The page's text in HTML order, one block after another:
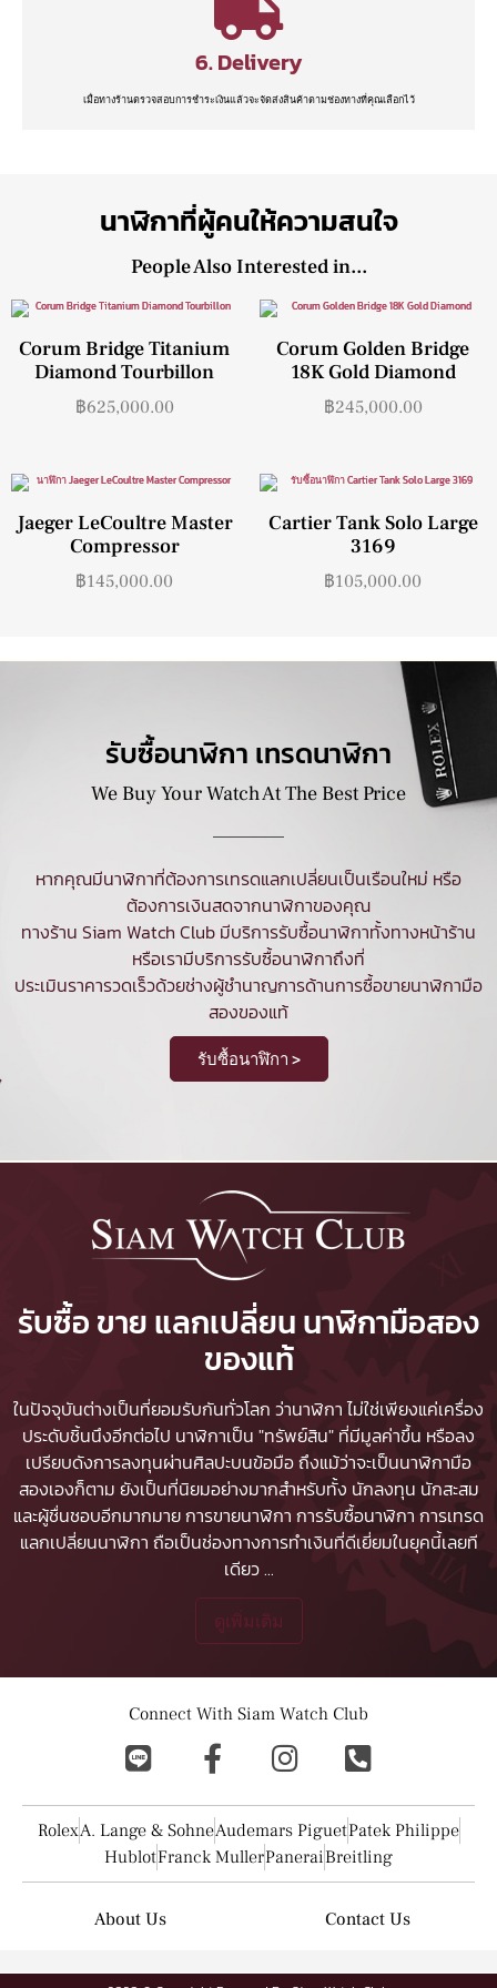
6. Delivery
เมื่อทางร้านตรวจสอบการชำระเงินแล้วจะจัดส่งสินค้าตามช่องทางที่คุณเลือกไว้
นาฬิกาที่ผู้คนให้ความสนใจ
People Also Interested in...
Corum Bridge Titanium
Diamond Tourbillon
฿625,000.00
Corum Golden Bridge
18K Gold Diamond
฿245,000.00
Jaeger LeCoultre Master
Compressor
฿145,000.00
Cartier Tank Solo Large
3169
฿105,000.00
รับซื้อนาฬิกา เทรดนาฬิกา
We Buy Your Watch At The Best Price
หากคุณมีนาฬิกาที่ต้องการเทรดแลกเปลี่ยนเป็นเรือนใหม่ หรือ
ต้องการเงินสดจากนาฬิกาของคุณ
ทางร้าน Siam Watch Club มีบริการรับซื้อนาฬิกาทั้งทางหน้าร้าน
หรือเรามีบริการรับซื้อนาฬิกาถึงที่
ประเมินราคารวดเร็วด้วยช่างผู้ชำนาญการด้านการซื้อขายนาฬิกามือ
สองของแท้
รับซื้อนาฬิกา >
รับซื้อ ขาย แลกเปลี่ยน นาฬิกามือสอง
ของแท้
ในปัจจุบันต่างเป็นที่ยอมรับกันทั่วโลก ว่านาฬิกา ไม่ใช่เพียงแค่เครื่อง
ประดับชิ้นนึงอีกต่อไป นาฬิกาเป็น "ทรัพย์สิน" ที่มีมูลค่าขึ้น หรือลง
เปรียบดังการลงทุนผ่านศิลปะบนข้อมือ ถึงแม้ว่าจะเป็นนาฬิกามือ
สองเองก็ตาม ยังเป็นที่นิยมอย่างมากสำหรับทั้ง นักลงทุน นักสะสม
และผู้ชื่นชอบอีกมากมายการขายนาฬิกา การรับซื้อนาฬิกา การเทรด
แลกเปลี่ยนนาฬิกา ถือเป็นช่องทางการทำเงินที่ดีเยี่ยมในยุคนี้เลยที
เดียว...
ดูเพิ่มเติม
Connect With Siam Watch Club
RolexA. Lange & SohneAudemars PiguetPatek Philippe
HublotFranck MullerPaneraiBreitling
About Us Contact Us